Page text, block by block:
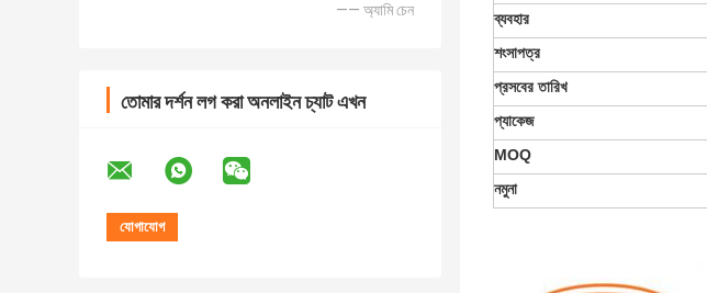
—— অ্যামি চেন
তোমার দর্শন লগ করা অনলাইন চ্যাট এখন
ব্যবহার
শংসাপত্র
প্রসবের তারিখ
প্যাকেজ
MOQ
নমুনা